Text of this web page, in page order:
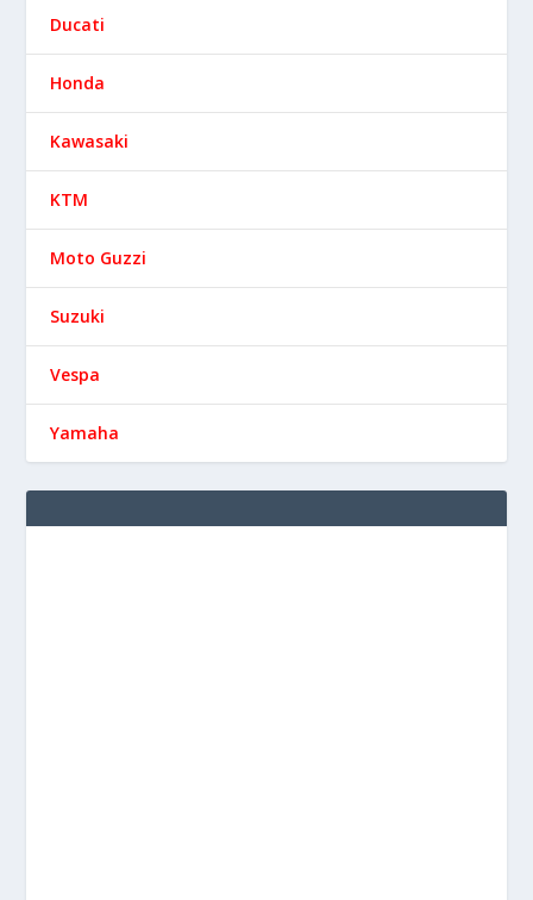
Ducati
Honda
Kawasaki
KTM
Moto Guzzi
Suzuki
Vespa
Yamaha